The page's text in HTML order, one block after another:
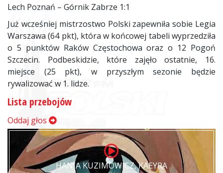
Lech Poznań – Górnik Zabrze 1:1
Już wcześniej mistrzostwo Polski zapewniła sobie Legia
Warszawa (64 pkt), która w końcowej tabeli wyprzedziła
o 5 punktów Raków Częstochowa oraz o 12 Pogoń
Szczecin. Podbeskidzie, które zajęło ostatnie, 16.
miejsce (25 pkt), w przyszłym sezonie będzie
rywalizować w 1. lidze.
Lista przebojów
Oddaj głos
HANIA KUZIMOWICZ, KAEYRA